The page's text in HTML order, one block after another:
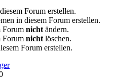
Forum erstellen.
in diesem Forum erstellen.
Forum nicht ändern.
Forum nicht löschen.
Forum erstellen.